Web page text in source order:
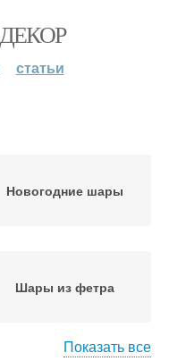
статьи
Новогодние шары
Шары из фетра
Показать все